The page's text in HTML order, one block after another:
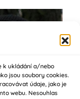
k ukládání a/nebo
jsou soubory cookies.
údaje, jako je
webu. Nesouhlas